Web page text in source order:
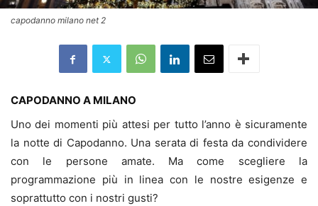
capodanno milano net 2
CAPODANNO A MILANO
Uno dei momenti più attesi per tutto l’anno è sicuramente
la notte di Capodanno. Una serata di festa da condividere
con le persone amate. Ma come scegliere la
programmazione più in linea con le nostre esigenze e
soprattutto con i nostri gusti?